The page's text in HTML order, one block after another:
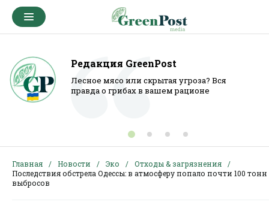
Редакция GreenPost
Лесное мясо или скрытая угроза? Вся
правда о грибах в вашем рационе
Главная Новости Эко
Отходы & загрязнения
Последствия обстрела Одессы: в атмосферу попало почти 100
выбросов